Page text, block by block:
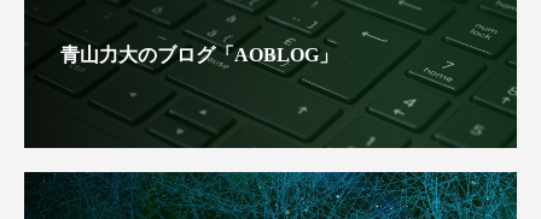
青山力大のブログ「AOBLOG」